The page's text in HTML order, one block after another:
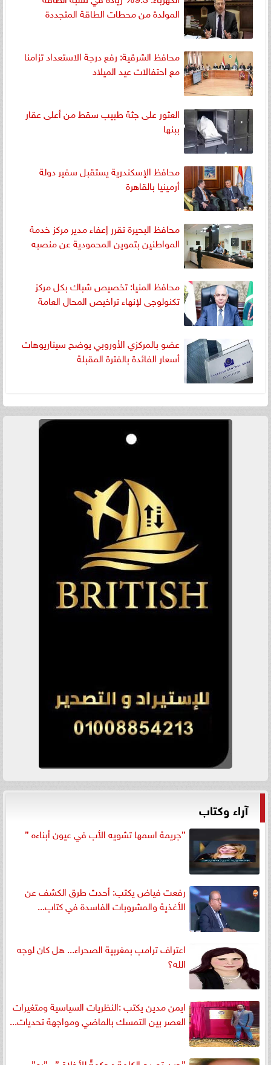
المولدة من محطات الطاقة المتجددة
محافظ الشرقية: رفع درجة الاستعداد تزامنا
مع احتفالات عيد الميلاد
العثور على جثة طبيب سقط من أعلى عقار
ببنها
محافظ الإسكندرية يستقبل سفير دولة
أرمينيا بالقاهرة
محافظ البحيرة تقرر إعفاء مدير مركز خدمة
المواطنين بتموين المحمودية عن منصبه
محافظ المنيا: تخصيص شباك بكل مركز
تكنولوجى لإنهاء تراخيص المحال العامة
عضو بالمركزي الأوروبي يوضح سيناريوهات
أسعار الفائدة بالفترة المقبلة
آراء وكتاب
”جريمة اسمها تشويه الأب في عيون أبناءه ”
رفعت فياض يكتب: أحدث طرق الكشف عن
الأغذية والمشروبات الفاسدة في كتاب...
اعتراف ترامب بمغربية الصحراء... هل كان لوجه
الله؟
ايمن مدين يكتب :النظريات السياسية ومتغيرات
العصر بين التمسك بالماضي ومواجهة تحديات...